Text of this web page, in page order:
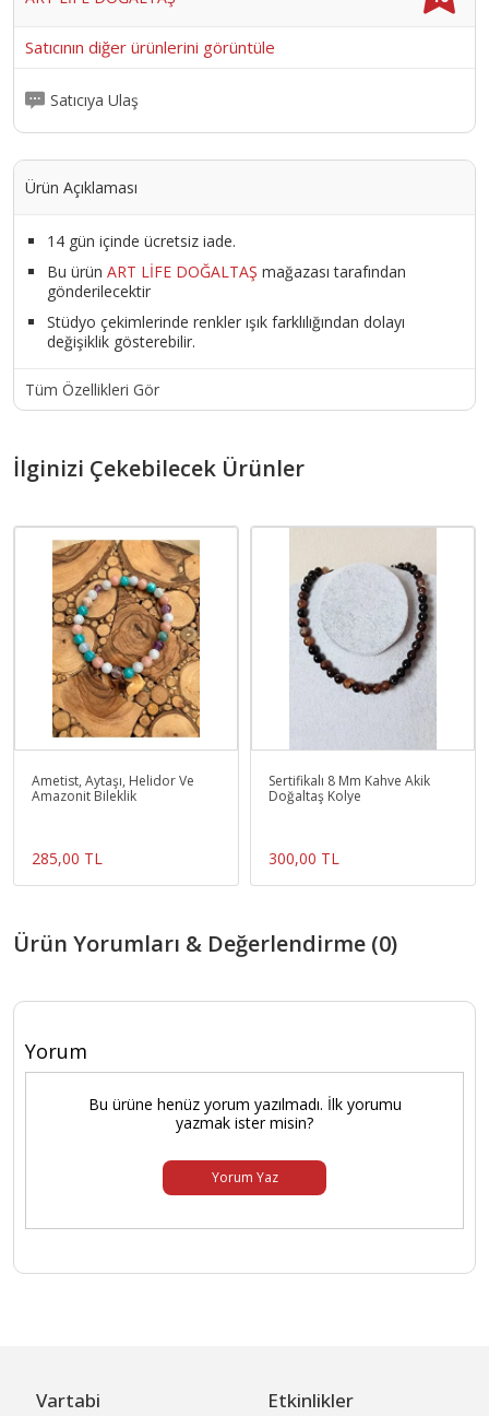
Satıcının diğer ürünlerini görüntüle
Satıcıya Ulaş
Ürün Açıklaması
14 gün içinde ücretsiz iade.
Bu ürün ART LİFE DOĞALTAŞ mağazası tarafından
gönderilecektir
Stüdyo çekimlerinde renkler ışık farklılığından dolayı
değişiklik gösterebilir.
Tüm Özellikleri Gör
İlginizi Çekebilecek Ürünler
Ametist, Aytaşı, Helidor Ve
Amazonit Bileklik
285,00 TL
Sertifikalı 8 Mm Kahve Akik
Doğaltaş Kolye
300,00 TL
Ürün Yorumları & Değerlendirme (0)
Yorum
Bu ürüne henüz yorum yazılmadı. İlk yorumu
yazmak ister misin?
Yorum Yaz
Vartabi Etkinlikler